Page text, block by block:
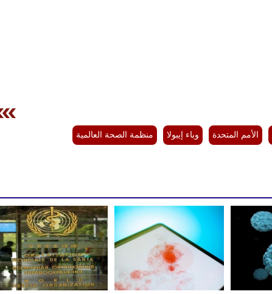
الأمم المتحدة وباء إيبولا منظمة الصحة العالمية